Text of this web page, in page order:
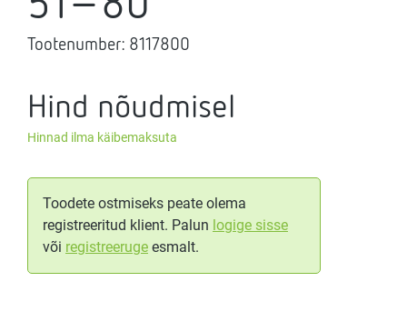
Tootenumber: 8117800
Hind nõudmisel
Hinnad ilma käibemaksuta
Toodete ostmiseks peate olema
registreeritud klient. Palun logige sisse
või registreeruge esmalt.